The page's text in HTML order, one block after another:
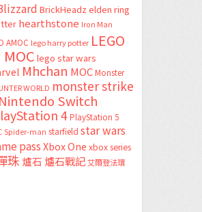
BrickHeadz elden ring
hearthstone Iron Man
AMOC lego harry potter LEGO
MOC lego star wars
Mhchan MOC Monster
WORLD monster strike
Nintendo Switch
4 PlayStation 5
Spider-man starfield star wars
passXbox One xbox series
珠 爐石 爐石戰記艾爾登法環